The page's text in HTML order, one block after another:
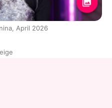
April 2026